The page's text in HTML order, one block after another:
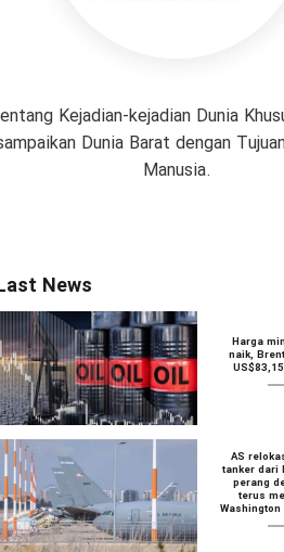
Kejadian-kejadian Dunia
Dunia Barat dengan
Manusia.
News
Harga
naik,
AS
tanker dari
perang
terus